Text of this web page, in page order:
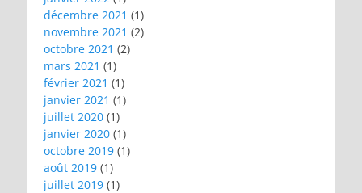
décembre 2021 (1)
novembre 2021 (2)
octobre 2021 (2)
mars 2021 (1)
février 2021 (1)
janvier 2021 (1)
juillet 2020 (1)
janvier 2020 (1)
octobre 2019 (1)
août 2019 (1)
juillet 2019 (1)